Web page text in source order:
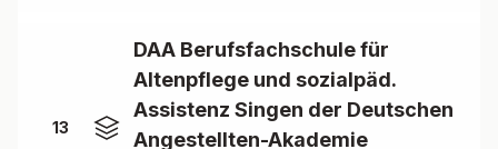
13
DAA Berufsfachschule für
Altenpflege und sozialpäd.
Assistenz Singen der Deutschen
Angestellten-Akademie